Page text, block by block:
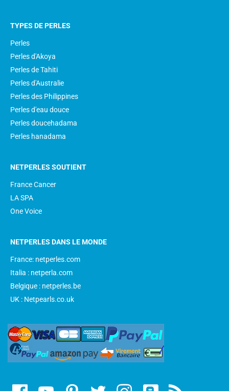
TYPES DE PERLES
Perles
Perles d'Akoya
Perles de Tahiti
Perles d'Australie
Perles des Philippines
Perles d'eau douce
Perles doucehadama
Perles hanadama
NETPERLES SOUTIENT
France Cancer
LA SPA
One Voice
NETPERLES DANS LE MONDE
France: netperles.com
Italia : netperla.com
Belgique : netperles.be
UK : Netpearls.co.uk